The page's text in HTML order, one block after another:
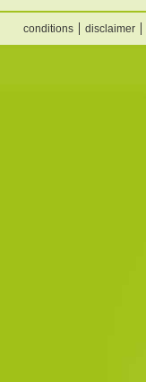
conditions disclaimer